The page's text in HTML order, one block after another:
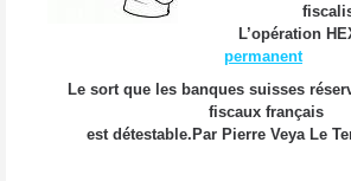
L’opération
permanent
Le sort que les banques suisses
fiscaux français
est détestable.Par Pierre Veya Le